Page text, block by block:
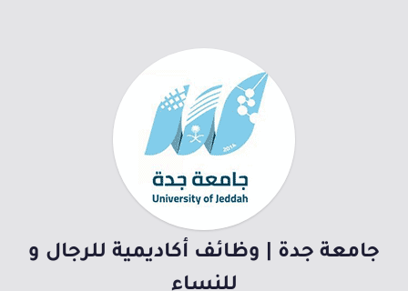
جامعة جدة | وظائف أكاديمية للرجال و
للنساء